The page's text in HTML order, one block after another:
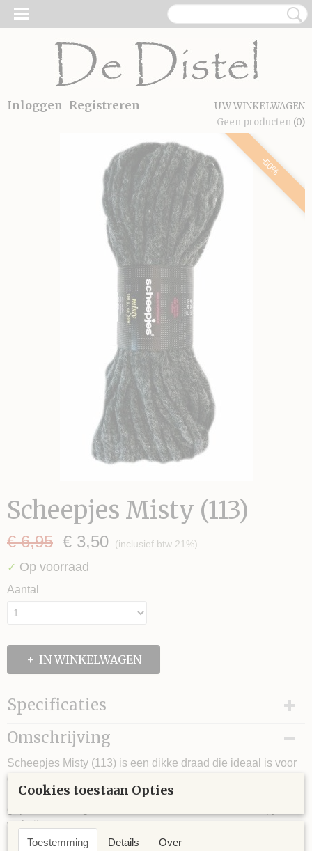
Inloggen Registreren
UW WINKELWAGEN
Geen producten (0)
-50%
Scheepjes Misty (113)
€ 6,95 € 3,50 (inclusief btw 21%)
✓ Op voorraad
Aantal
IN WINKELWAGEN
Specificaties
Netto gewicht
100,00 g
Looplengte
Naalddikte
Stekenverhouding (10x10 cm)
7 steken x 10 naalden
Omschrijving
Scheepjes Misty (113) is een dikke draad die ideaal is voor
groffe sjalen en andere groffe breisels of haaksels.
Hieronder hebben we een aantal links van leuke patronen
website.
Cookies toestaan Opties
Toestemming Details Over